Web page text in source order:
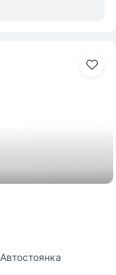
Автостоянка